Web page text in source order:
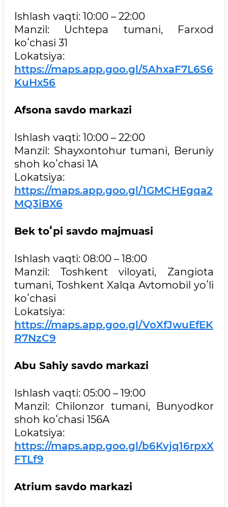
Ishlash vaqti: 10:00 – 22:00
Manzil: Uchtepa tumani, Farxod
koʻchasi 31
Lokatsiya:
https://maps.app.goo.gl/5AhxaF7L6S6
KuHx56
Afsona savdo markazi
Ishlash vaqti: 10:00 – 22:00
Manzil: Shayxontohur tumani, Beruniy
shoh koʻchasi 1A
Lokatsiya:
https://maps.app.goo.gl/1GMCHEgqa2
MQ3iBX6
Bek toʻpi savdo majmuasi
Ishlash vaqti: 08:00 – 18:00
Manzil: Toshkent viloyati, Zangiota
tumani, Toshkent Xalqa Avtomobil yoʻli
koʻchasi
Lokatsiya:
https://maps.app.goo.gl/VoXfJwuEfEK
R7NzC9
Abu Sahiy savdo markazi
Ishlash vaqti: 05:00 – 19:00
Manzil: Chilonzor tumani, Bunyodkor
shoh koʻchasi 156A
Lokatsiya:
https://maps.app.goo.gl/b6Kvjq16rpxX
FTLf9
Atrium savdo markazi